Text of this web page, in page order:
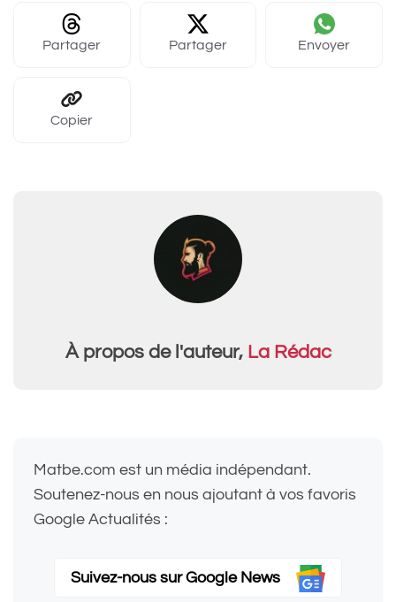
Partager Partager Envoyer
Copier
À propos de l'auteur, La Rédac
Matbe.com est un média indépendant.
Soutenez-nous en nous ajoutant à vos favoris
Google Actualités :
Suivez-nous sur Google News